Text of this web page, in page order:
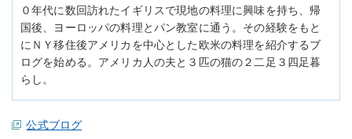
０年代に数回訪れたイギリスで現地の料理に興味を持ち、帰
国後、ヨーロッパの料理とパン教室に通う。その経験をもと
にＮＹ移住後アメリカを中心とした欧米の料理を紹介するブ
ログを始める。アメリカ人の夫と３匹の猫の２二足３四足暮
らし。
公式ブログ